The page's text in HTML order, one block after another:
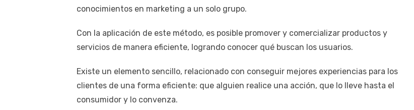
conocimientos en marketing a un solo grupo.
Con la aplicación de este método, es posible promover y comercializar productos y
servicios de manera eficiente, logrando conocer qué buscan los usuarios.
Existe un elemento sencillo, relacionado con conseguir mejores experiencias para los
clientes de una forma eficiente: que alguien realice una acción, que lo lleve hasta el
consumidor y lo convenza.